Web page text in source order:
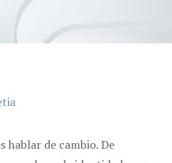
hablar de cambio. De